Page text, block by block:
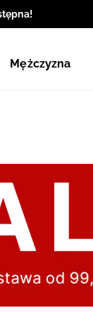
Mężczyzna